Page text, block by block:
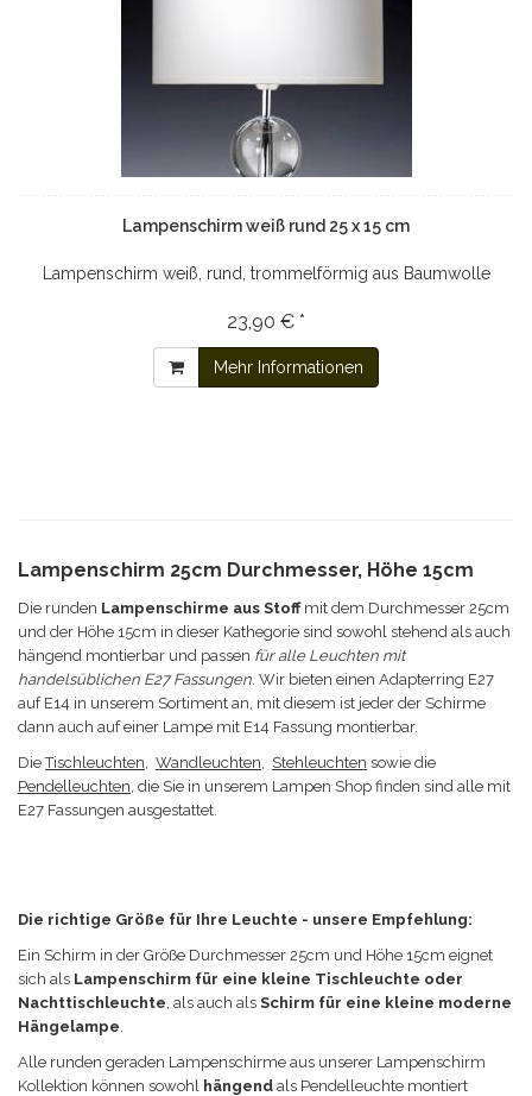
Lampenschirm weiß rund 25 x 15 cm
Lampenschirm weiß, rund, trommelförmig aus Baumwolle
23,90 € *
Mehr Informationen
Lampenschirm 25cm Durchmesser, Höhe 15cm
Die runden Lampenschirme aus Stoffmit dem Durchmesser 25cm
und der Höhe 15cm in dieser Kathegorie sind sowohl stehend als auch
hängend montierbar und passen für alle Leuchten mit
handelsüblichen E27 Fassungen. Wir bieten einen Adapterring E27
auf E14 in unserem Sortiment an, mit diesem ist jeder der Schirme
dann auch auf einer Lampe mit E14 Fassung montierbar.
DieTischleuchten, Wandleuchten, Stehleuchten sowie die
Pendelleuchten, die Sie in unserem Lampen Shop finden sind alle mit
E27 Fassungen ausgestattet.
Die richtige Größe für Ihre Leuchte - unsere Empfehlung:
Ein Schirm in der Größe Durchmesser 25cm und Höhe 15cm eignet
sich als Lampenschirm für eine kleine Tischleuchte oder
Nachttischleuchte, als auch als Schirm für eine kleine moderne
Hängelampe.
Alle runden geraden Lampenschirme aus unserer Lampenschirm
Kollektion können sowohl hängend als Pendelleuchte montiert